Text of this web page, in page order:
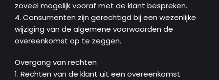
zoveel mogelijk vooraf met de klant bespreken.
4. Consumenten zijn gerechtigd bij een wezenlijke
wijziging van de algemene voorwaarden de
overeenkomst op te zeggen.
Overgang van rechten
1. Rechten van de klant uit een overeenkomst